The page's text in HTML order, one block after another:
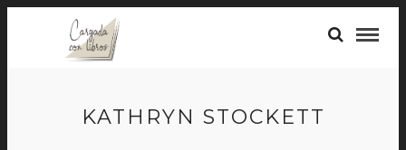
KATHRYN STOCKETT